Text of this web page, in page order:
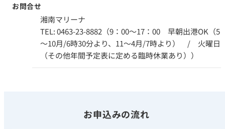
お問合せ
湘南マリーナ
TEL: 0463-23-8882（9：00～17：00 早朝出港OK（5
～10月/6時30分より、11～4月/7時より） / 火曜日
（その他年間予定表に定める臨時休業あり））
お申込みの流れ